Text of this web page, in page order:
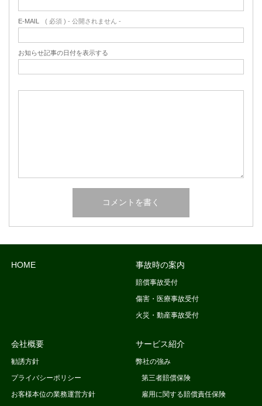
E-MAIL ( 必須 ) - 公開されません -
お知らせ記事の日付を表示する
HOME 事故時の案内
賠償事故受付
傷害・医療事故受付
火災・動産事故受付
会社概要
勧誘方針
プライバシーポリシー
お客様本位の業務運営方針
サービス紹介
弊社の強み
第三者賠償保険
雇用に関する賠償責任保険